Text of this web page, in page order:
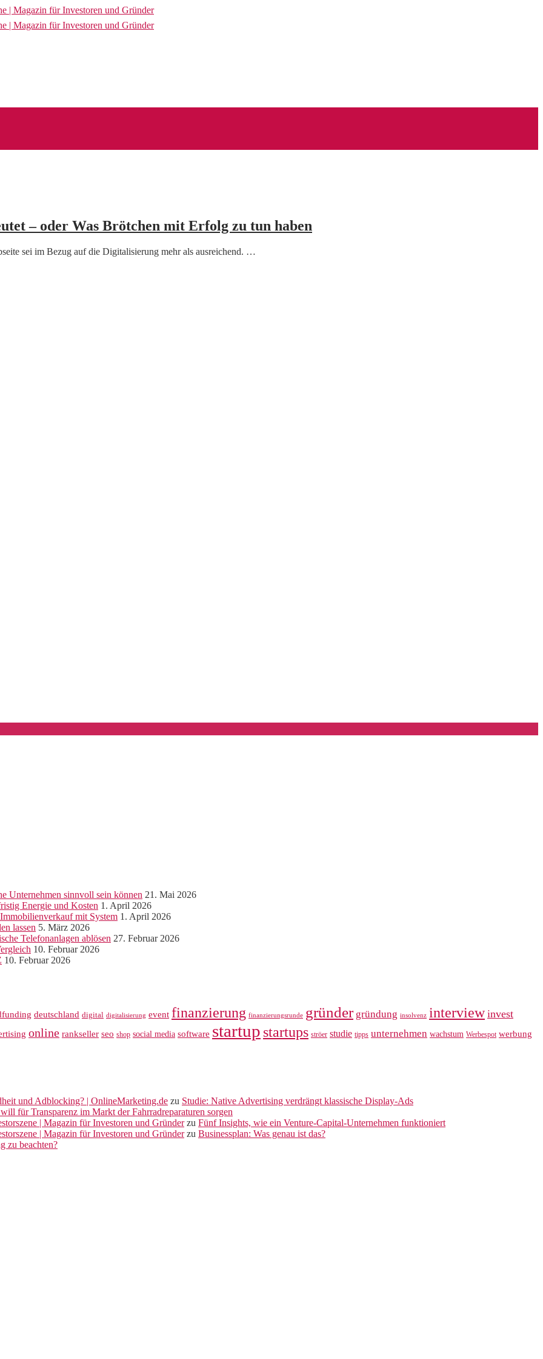
– oder Was Brötchen mit Erfolg zu tun haben
sei im Bezug auf die Digitalisierung mehr als ausreichend. …
Unternehmen sinnvoll sein können 21. Mai 2026
Energie und Kosten 1. April 2026
mit System 1. April 2026
lassen 5. März 2026
Telefonanlagen ablösen 27. Februar 2026
10. Februar 2026
10. Februar 2026
deutschland digital digitalisierung event finanzierung finanzierungsrunde gründer gründung insolvenz interview invest
online rankseller seo shop social media software startup startups ströer studie tipps unternehmen wachstum Werbespot werbung
und Adblocking? | OnlineMarketing.de zu Studie: Native Advertising verdrängt klassische Display-Ads
für Transparenz im Markt der Fahrradreparaturen sorgen
| Magazin für Investoren und Gründerzu Fünf Insights, wie ein Venture-Capital-Unternehmen funktioniert
| Magazin für Investoren und Gründerzu Businessplan: Was genau ist das?
zu beachten?